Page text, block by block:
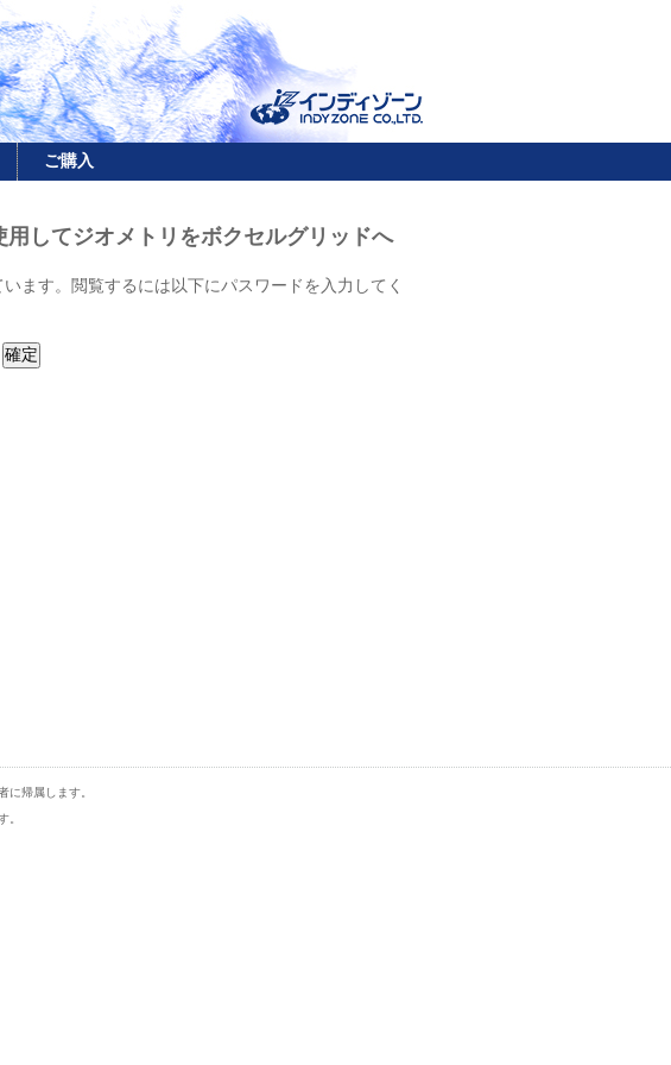
ご購入
してジオメトリをボクセルグリッドへ
ます。閲覧するには以下にパスワードを入力してく
に帰属します。
。